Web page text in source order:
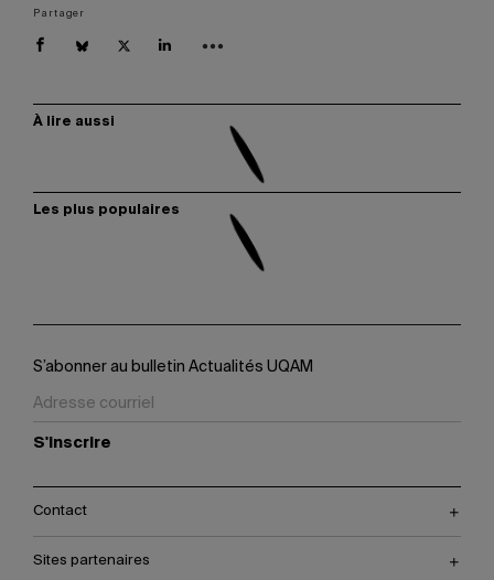
Partager
À lire aussi
Les plus populaires
S’abonner au bulletin Actualités UQAM
S'inscrire
Contact
Sites partenaires